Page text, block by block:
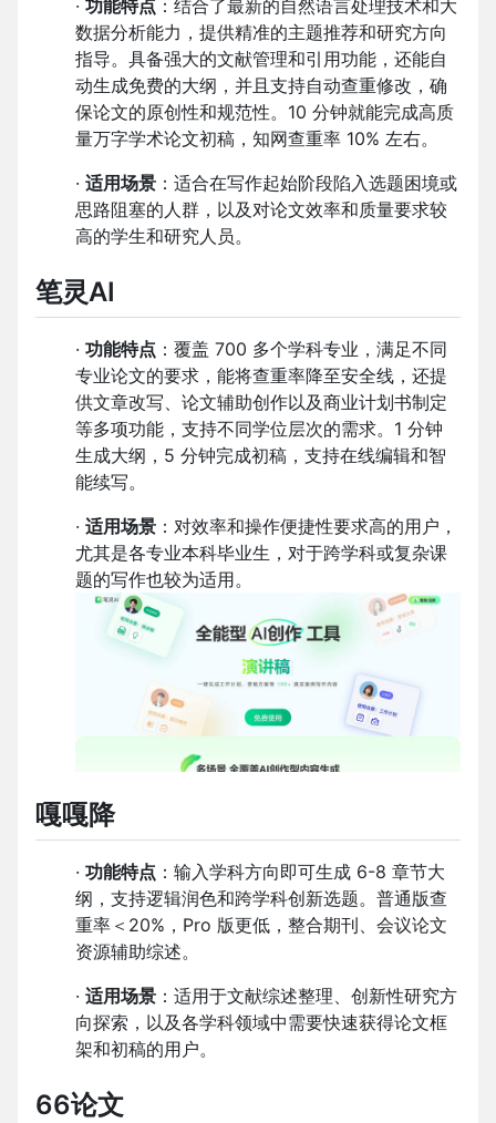
· 功能特点 ：结合了最新的自然语言处理技术和大
数据分析能力，提供精准的主题推荐和研究方向
指导。具备强大的文献管理和引用功能，还能自
动生成免费的大纲，并且支持自动查重修改，确
保论文的原创性和规范性。10 分钟就能完成高质
量万字学术论文初稿，知网查重率 10% 左右。
· 适用场景 ：适合在写作起始阶段陷入选题困境或
思路阻塞的人群，以及对论文效率和质量要求较
高的学生和研究人员。
笔灵AI
· 功能特点 ：覆盖 700 多个学科专业，满足不同
专业论文的要求，能将查重率降至安全线，还提
供文章改写、论文辅助创作以及商业计划书制定
等多项功能，支持不同学位层次的需求。1 分钟
生成大纲，5 分钟完成初稿，支持在线编辑和智
能续写。
· 适用场景 ：对效率和操作便捷性要求高的用户，
尤其是各专业本科毕业生，对于跨学科或复杂课
题的写作也较为适用。
嘎嘎降
· 功能特点 ：输入学科方向即可生成 6-8 章节大
纲，支持逻辑润色和跨学科创新选题。普通版查
重率＜20%，Pro 版更低，整合期刊、会议论文
资源辅助综述。
· 适用场景 ：适用于文献综述整理、创新性研究方
向探索，以及各学科领域中需要快速获得论文框
架和初稿的用户。
66论文